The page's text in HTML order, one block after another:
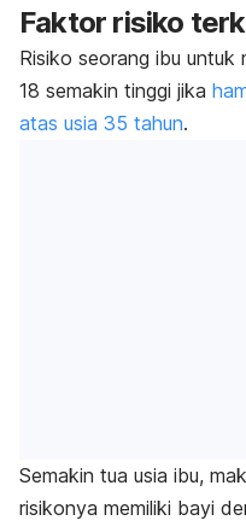
Faktor risiko
Risiko seorang ibu untuk
18 semakin tinggi jika
atas usia 35 tahun.
Semakin tua usia ibu,
risikonya memiliki bayi